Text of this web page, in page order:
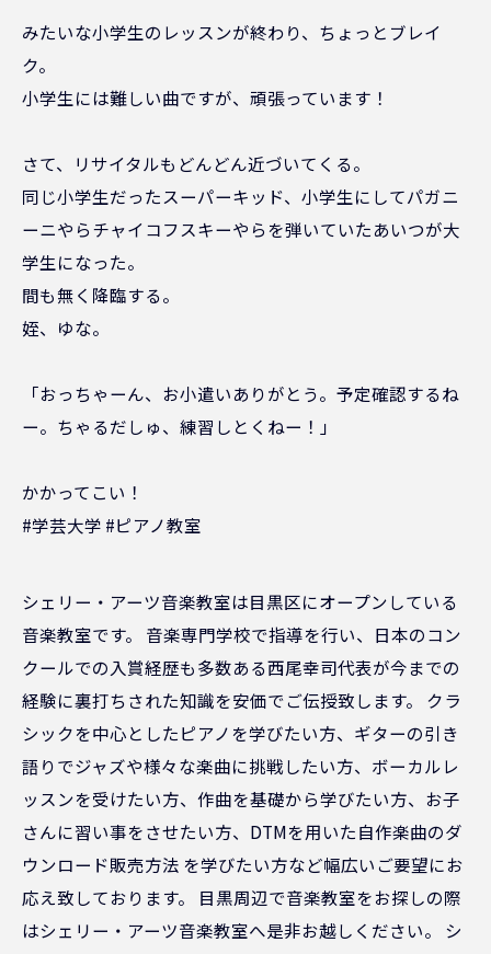
みたいな小学生のレッスンが終わり、ちょっとブレイ
ク。
小学生には難しい曲ですが、頑張っています！
さて、リサイタルもどんどん近づいてくる。
同じ小学生だったスーパーキッド、小学生にしてパガニ
ーニやらチャイコフスキーやらを弾いていたあいつが大
学生になった。
間も無く降臨する。
姪、ゆな。
「おっちゃーん、お小遣いありがとう。予定確認するね
ー。ちゃるだしゅ、練習しとくねー！」
かかってこい！
#学芸大学 #ピアノ教室
シェリー・アーツ音楽教室は目黒区にオープンしている
音楽教室です。 音楽専門学校で指導を行い、日本のコン
クールでの入賞経歴も多数ある西尾幸司代表が今までの
経験に裏打ちされた知識を安価でご伝授致します。 クラ
シックを中心としたピアノを学びたい方、ギターの引き
語りでジャズや様々な楽曲に挑戦したい方、ボーカルレ
ッスンを受けたい方、作曲を基礎から学びたい方、お子
さんに習い事をさせたい方、DTMを用いた自作楽曲のダ
ウンロード販売方法 を学びたい方など幅広いご要望にお
応え致しております。 目黒周辺で音楽教室をお探しの際
はシェリー・アーツ音楽教室へ是非お越しください。 シ